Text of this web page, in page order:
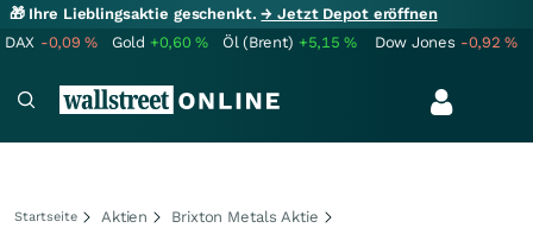
🎁 Ihre Lieblingsaktie geschenkt.→ Jetzt Depot eröffnen
DAX -0,09% Gold +0,60% Öl (Brent) +5,15% Dow Jones -0,92%
Startseite Aktien
Brixton Metals Aktie